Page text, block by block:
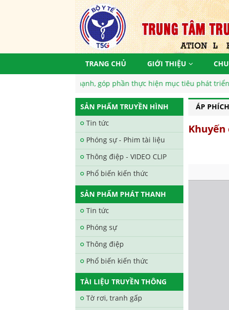
TRANG CHỦ GIỚI THIỆU
Nam khoẻ mạnh, góp phần thực hiện mục tiêu phát triển bền
SẢN PHẨM TRUYỀN HÌNH
Tin tức
Phóng sự - Phim tài liệu
Thông điệp - VIDEO CLIP
Phổ biến kiến thức
SẢN PHẨM PHÁT THANH
Tin tức
Phóng sự
Thông điệp
Phổ biến kiến thức
TÀI LIỆU TRUYỀN THÔNG
Tờ rơi, tranh gấp
ÁP
Khuyến